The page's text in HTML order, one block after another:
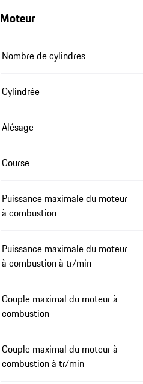
Moteur
Nombre de cylindres
Cylindrée
Alésage
Course
Puissance maximale du moteur
à combustion
Puissance maximale du moteur
à combustion à tr/min
Couple maximal du moteur à
combustion
Couple maximal du moteur à
combustion à tr/min